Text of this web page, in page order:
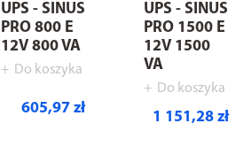
UPS - SINUS
PRO 800 E
12V 800 VA
Do koszyka
605,97 zł
UPS - SINUS
PRO 1500 E
12V 1500
VA
Do koszyka
1 151,28 zł